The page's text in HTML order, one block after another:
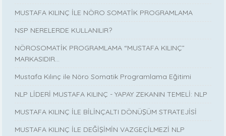
MUSTAFA KILINÇ İLE NÖRO SOMATİK PROGRAMLAMA
NSP NERELERDE KULLANILIR?
NÖROSOMATİK PROGRAMLAMA “MUSTAFA KILINÇ”
MARKASIDIR…
Mustafa Kılınç ile Nöro Somatik Programlama Eğitimi
NLP LİDERİ MUSTAFA KILINÇ - YAPAY ZEKANIN TEMELİ: NLP
MUSTAFA KILINÇ İLE BİLİNÇALTI DÖNÜŞÜM STRATEJİSİ
MUSTAFA KILINÇ İLE DEĞİŞİMİN VAZGEÇİLMEZİ NLP